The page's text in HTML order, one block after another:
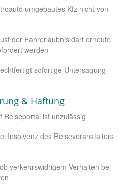
umgebautes Kfz nicht von
der Fahrerlaubnis darf erneute
werden
sofortige Untersagung
& Haftung
Reiseportal ist unzulässig
Insolvenz des Reiseveranstalters
verkehrswidrigem Verhalten bei